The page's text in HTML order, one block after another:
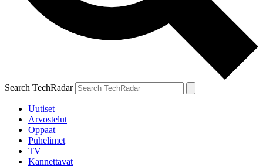
Search TechRadar
Uutiset
Arvostelut
Oppaat
Puhelimet
TV
Kannettavat